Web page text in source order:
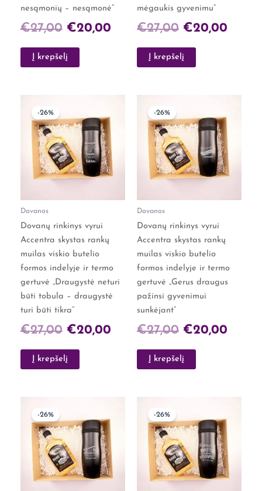
nesąmonių – nesąmonė”
€27,00 €20,00
Į krepšelį
mėgaukis gyvenimu”
€27,00 €20,00
Į krepšelį
-26%
Dovanos
Dovanų rinkinys vyrui
Accentra skystas rankų
muilas viskio butelio
formos indelyje ir termo
gertuvė „Draugystė neturi
būti tobula – draugystė
turi būti tikra”
€27,00
price
was:
€27,00.
€20,00
price
is:
€20,00.
Į krepšelį
-26%
Dovanos
Dovanų rinkinys vyrui
Accentra skystas rankų
muilas viskio butelio
formos indelyje ir termo
gertuvė „Gerus draugus
pažinsi gyvenimui
sunkėjant”
€27,00
price
was:
€27,00.
€20,00
is:
Į krepšelį
-26%
price
was:
€27,00.
price
is:
€20,00.
-26%
price
was:
€27,00.
is: